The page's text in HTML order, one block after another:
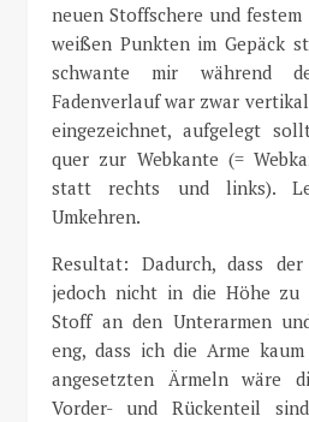
neuen Stoffschere und
weißen Punkten im Gepäck
schwante mir während
Fadenverlauf war zwar
eingezeichnet, aufgelegt
quer zur Webkante (=
statt rechts und links).
Umkehren.
Resultat: Dadurch, dass
jedoch nicht in die Höhe
Stoff an den Unterarmen
eng, dass ich die Arme
angesetzten Ärmeln wäre
Vorder- und Rückenteil